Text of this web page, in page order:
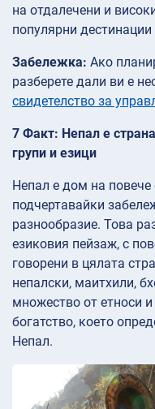
на отдалечени и
популярни
Забележка: Ако
разберете дали ви е
свидетелство за
7 Факт: Непал е
групи и езици
Непал е дом на повече
подчертавайки
разнообразие. Това
езиковия пейзаж, с
говорени в цялата
непалски, маитхили,
множество от етноси
богатство, което
Непал.